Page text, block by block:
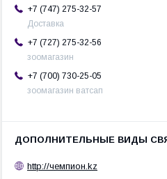
+7 (747) 275-32-57
Доставка
+7 (727) 275-32-56
зоомагазин
+7 (700) 730-25-05
зоомагазин ватсап
http://чемпион.kz